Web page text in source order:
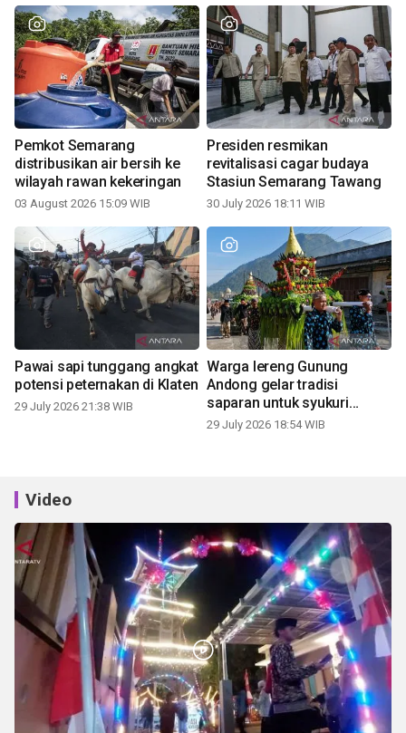
Pemkot Semarang
distribusikan air bersih ke
wilayah rawan kekeringan
03 August 2026 15:09 WIB
Presiden resmikan
revitalisasi cagar budaya
Stasiun Semarang Tawang
30 July 2026 18:11 WIB
Pawai sapi tunggang angkat
potensi peternakan di Klaten
29 July 2026 21:38 WIB
Warga lereng Gunung
Andong gelar tradisi
saparan untuk syukuri
panen
29 July 2026 18:54 WIB
Video